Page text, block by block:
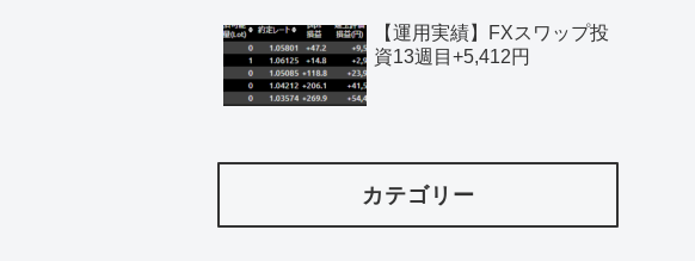
【運用実績】FXスワップ投
資13週目+5,412円
カテゴリー